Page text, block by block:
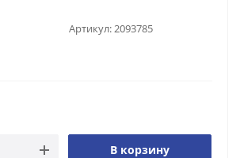
Артикул: 2093785
В корзину